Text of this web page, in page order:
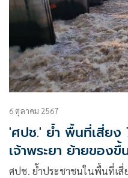
6 ตุลาคม 2567
'ศปช.' ย้ำ พื้นที่เสี่ยง
เจ้าพระยา ย้ายของ
ศปช. ย้ำประชาชนในพื้นที่เสี่